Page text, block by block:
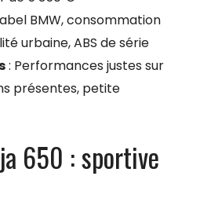
BMW, consommation
urbaine, ABS de série
: Performances justes sur
présentes, petite
650 : sportive